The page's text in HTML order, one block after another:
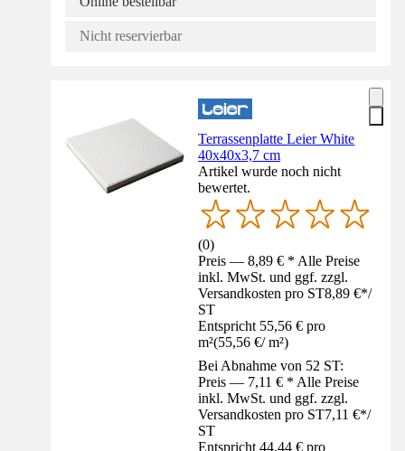
Nicht reservierbar
Terrassenplatte Leier White
40x40x3,7 cm
Artikel wurde noch nicht
bewertet.
(0)
Preis — 8,89 € * Alle Preise
inkl. MwSt. und ggf. zzgl.
Versandkosten pro ST8,89 €*/
ST
Entspricht 55,56 € pro
m²(55,56 €/ m²)
Bei Abnahme von 52 ST:
Preis — 7,11 € * Alle Preise
inkl. MwSt. und ggf. zzgl.
Versandkosten pro ST7,11 €*/
ST
Entspricht 44,44 € pro